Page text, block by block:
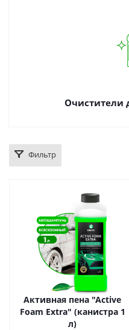
Очистители
Фильтр
Активная пена "Active
Foam Extra" (канистра 1
л)